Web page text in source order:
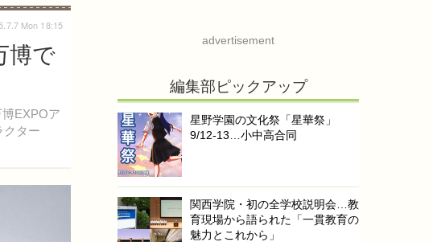
博で
EXPOア
クター
Mon 18:15
advertisement
編集部ピックアップ
星野学園の文化祭「星華祭」
9/12-13…小中高合同
関西学院・初の全学校説明会…教
育現場から語られた「一貫教育の
魅力とこれから」